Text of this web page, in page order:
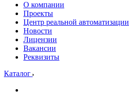
О компании
Проекты
Центр реальной автоматизации
Новости
Лицензии
Вакансии
Реквизиты
Каталог